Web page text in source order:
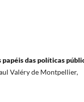
das políticas
Valéry de Montpellier,